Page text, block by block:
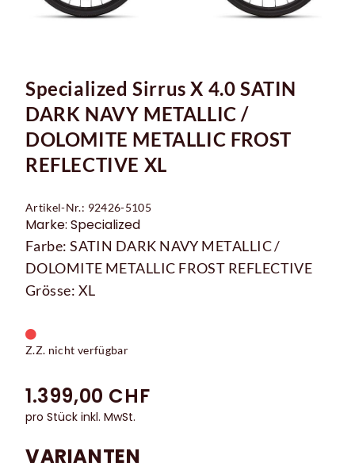
Specialized Sirrus X 4.0 SATIN
DARK NAVY METALLIC /
DOLOMITE METALLIC FROST
REFLECTIVE XL
Artikel-Nr.: 92426-5105
Marke: Specialized
Farbe: SATIN DARK NAVY METALLIC /
DOLOMITE METALLIC FROST REFLECTIVE
Grösse: XL
Z.Z. nicht verfügbar
1.399,00 CHF
pro Stück inkl. MwSt.
VARIANTEN